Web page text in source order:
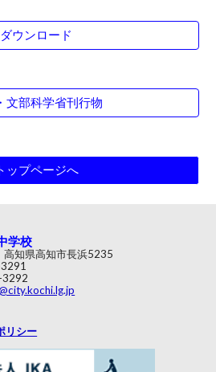
ダウンロード
文部科学省刊行物
ップページへ
学校
知県高知市長浜5235
リシー